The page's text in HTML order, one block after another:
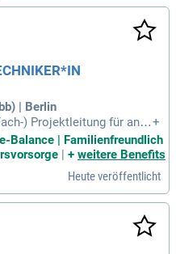
| Berlin
) Projektleitung für ansp
modernen Medienhau
von Energieeffizien
diese z.T. mit extern
+
Balance | Familienfreundlich
| + weitere Benefits
Heute veröffentlicht